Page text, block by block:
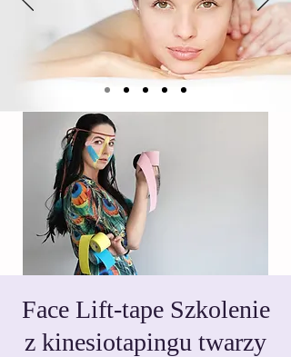
Face Lift-tape Szkolenie
z kinesiotapingu twarzy